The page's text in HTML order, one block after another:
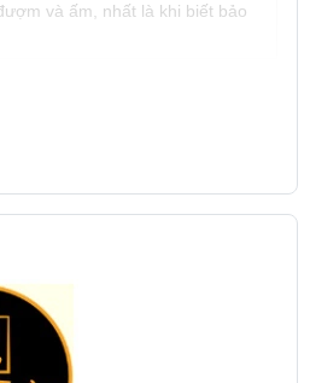
và ấm, nhất là khi biết bảo